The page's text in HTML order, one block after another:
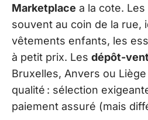
Marketplace a la cote.
souvent au coin de la rue,
vêtements enfants, les
à petit prix. Les dépôt-
Bruxelles, Anvers ou
qualité : sélection
paiement assuré (mais